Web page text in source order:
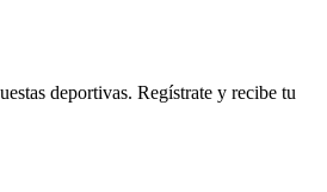
deportivas. Regístrate y recibe tu